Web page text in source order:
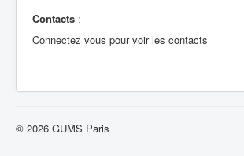
Contacts :
Connectez vous pour voir les contacts
© 2026 GUMS Paris